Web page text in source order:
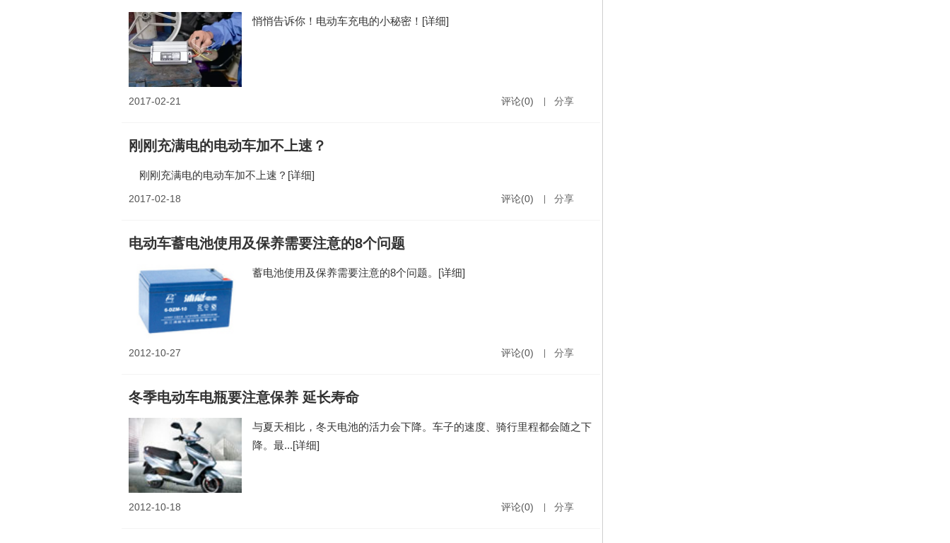
悄悄告诉你！电动车充电的小秘密！ [详细]
2017-02-21 评论(0) 分享
刚刚充满电的电动车加不上速？
刚刚充满电的电动车加不上速？ [详细]
2017-02-18 评论(0) 分享
电动车蓄电池使用及保养需要注意的8个问题
蓄电池使用及保养需要注意的8个问题。 [详细]
2012-10-27 评论(0) 分享
冬季电动车电瓶要注意保养 延长寿命
与夏天相比，冬天电池的活力会下降。车子的速度、骑行里程都会随之下
降。最...[详细]
2012-10-18 评论(0) 分享